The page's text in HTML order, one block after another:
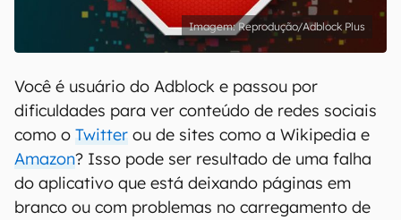
Reprodução/Adblock Plus
Você é usuário do Adblock e passou por
dificuldades para ver conteúdo de redes sociais
como o Twitter ou de sites como a Wikipedia e
Amazon? Isso pode ser resultado de uma falha
do aplicativo que está deixando páginas em
branco ou com problemas no carregamento de